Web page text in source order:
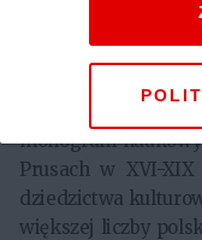
związanym z
amerykańskim
karierę poświęcił
monografii
Prusach w XVI-
dziedzictwa
większej liczby